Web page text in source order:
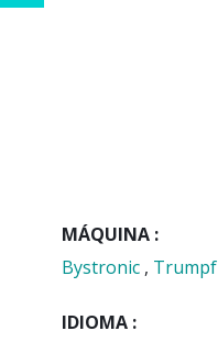
MÁQUINA :
Bystronic , Trumpf
IDIOMA :